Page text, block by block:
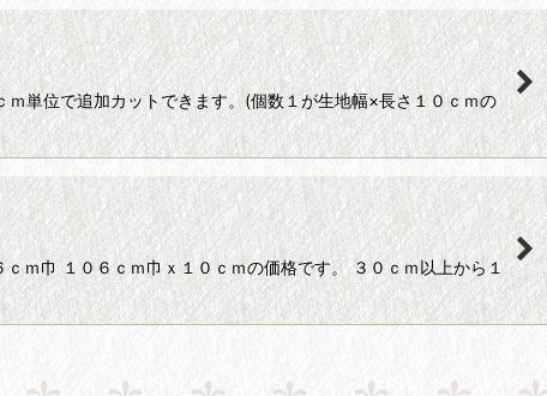
単位で追加カットできます。(個数１が生地幅×長さ１０ｃｍの
ｍ巾 １０６ｃｍ巾ｘ１０ｃｍの価格です。 ３０ｃｍ以上から１